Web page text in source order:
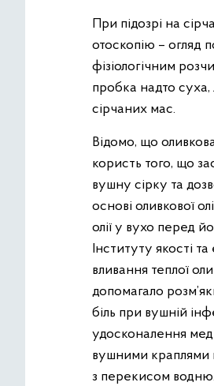
При підозрі на
отоскопію – огляд
фізіологічним
пробка надто суха,
сірчаних мас.
Відомо, що
користь того, що
вушну сірку та
основі оливкової
олії у вухо перед
Інституту якості
вливання теплої
допомагало
біль при вушній
удосконалення
вушними краплями
з перекисом водню.